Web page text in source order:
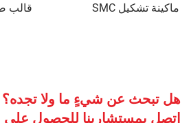
ماكينة تشكيل SMC
قالب
هل تبحث عن شيءٍ ما ولا تجده؟
اتصل بمستشارينا للحصول على